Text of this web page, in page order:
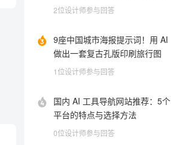
大片
2位设计师参与回答
9座中国城市海报提示词！用 AI
做出一套复古孔版印刷旅行图
1位设计师参与回答
国内 AI 工具导航网站推荐：5个
平台的特点与选择方法
0位设计师参与回答